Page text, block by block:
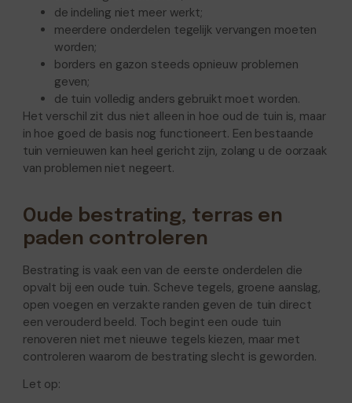
de indeling niet meer werkt;
meerdere onderdelen tegelijk vervangen moeten
worden;
borders en gazon steeds opnieuw problemen
geven;
de tuin volledig anders gebruikt moet worden.
Het verschil zit dus niet alleen in hoe oud de tuin is, maar
in hoe goed de basis nog functioneert. Een bestaande
tuin vernieuwen kan heel gericht zijn, zolang u de oorzaak
van problemen niet negeert.
Oude bestrating, terras en
paden controleren
Bestrating is vaak een van de eerste onderdelen die
opvalt bij een oude tuin. Scheve tegels, groene aanslag,
open voegen en verzakte randen geven de tuin direct
een verouderd beeld. Toch begint een oude tuin
renoveren niet met nieuwe tegels kiezen, maar met
controleren waarom de bestrating slecht is geworden.
Let op: